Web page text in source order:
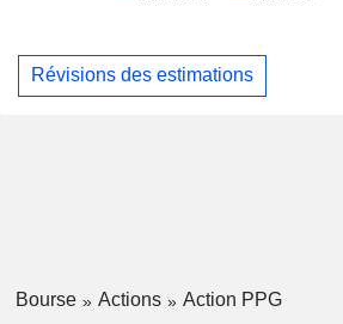
Révisions des estimations
Bourse Actions Action PPG